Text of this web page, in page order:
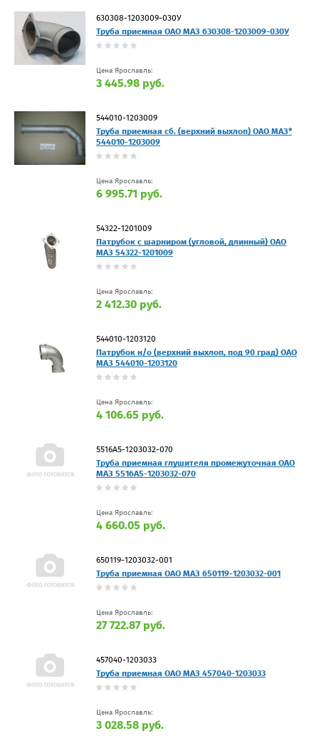
630308-1203009-030У
Труба приемная ОАО МАЗ 630308-1203009-030У
Цена Ярославль:
3 445.98 руб.
544010-1203009
Труба приемная сб. (верхний выхлоп) ОАО МАЗ*
544010-1203009
Цена Ярославль:
6 995.71 руб.
54322-1201009
Патрубок с шарниром (угловой, длинный) ОАО
МАЗ 54322-1201009
Цена Ярославль:
2 412.30 руб.
544010-1203120
Патрубок н/о (верхний выхлоп, под 90 град) ОАО
МАЗ 544010-1203120
Цена Ярославль:
4 106.65 руб.
5516А5-1203032-070
Труба приемная глушителя промежуточная ОАО
МАЗ 5516А5-1203032-070
Цена Ярославль:
4 660.05 руб.
650119-1203032-001
Труба приемная ОАО МАЗ 650119-1203032-001
Цена Ярославль:
27 722.87 руб.
457040-1203033
Труба приемная ОАО МАЗ 457040-1203033
Цена Ярославль:
3 028.58 руб.